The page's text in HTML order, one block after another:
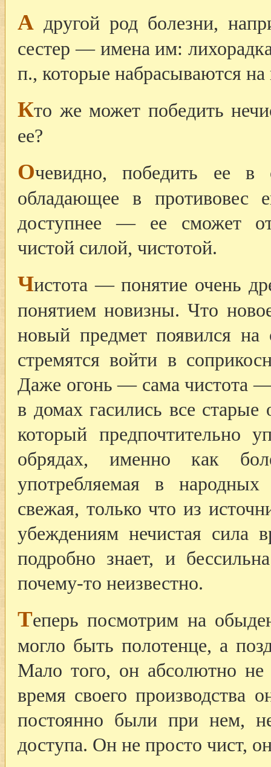
А другой род болезни,
сестер — имена им:
п., которые набрасываются
Кто же может победить
ее?
Очевидно, победить ее в
обладающее в
доступнее — ее сможет
чистой силой, чистотой.
Чистота — понятие очень
понятием новизны. Что
новый предмет появился на
стремятся войти в
Даже огонь — сама чистота —
в домах гасились все
который предпочтительно
обрядах, именно как
употребляемая в
свежая, только что из
убеждениям нечистая сила
подробно знает, и
почему-то неизвестно.
Теперь посмотрим на
могло быть полотенце, а
Мало того, он абсолютно не
время своего
постоянно были при нем,
доступа. Он не просто чист,